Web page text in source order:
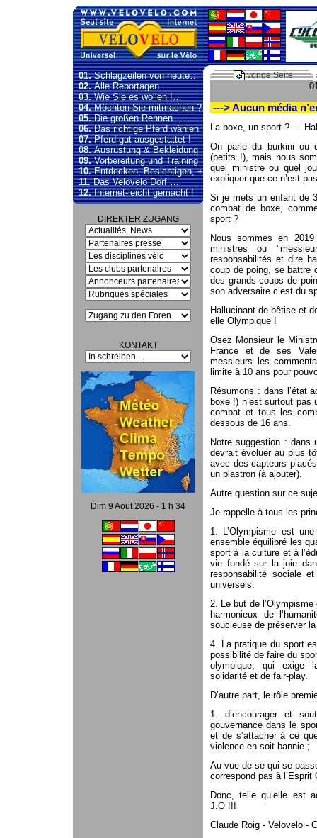
01.Schlagzeilen von heute…
02.Alle Reportagen …
03.Wie Sie es wollen !…
04.Möchten Sie mitmachen ?
05.Die großen Rennen …
06.Das richtige Pferd wählen
07.Pferd gut ausgestattet !
08.Ausrüstung & Bekleidung
09.Vorbereitung und Training
10.Entdecken, Besichtigen, +
11.Das Velovelo Dorf …
12.Internet-leicht gemacht !
DIREKTER ZUGANG
KONTAKT
Dim 9 Aout 2026 - 1 h 34
vorige Seite
---> Aucun média
La boxe, un sport ? …
On parle du burkini ou
(petits !), mais nous
quel ministre ou quel
expliquer que ce n’est
Si je mets un enfant de
combat de boxe,
sport ?
Nous sommes en
ministres ou
responsabilités et dire
coup de poing, se battre
des grands coups de
son adversaire c’est du
Hallucinant de bêtise et
elle Olympique !
Osez Monsieur le
France et de ses
messieurs les
limite à 10 ans pour
Résumons : dans l’état
boxe !) n’est surtout
combat et tous les
dessous de 16 ans.
Notre suggestion : dans
devrait évoluer au plus
avec des capteurs
un plastron (à ajouter).
Autre question sur ce
Je rappelle à tous les
1. L’Olympisme est
ensemble équilibré les
sport à la culture et à
vie fondé sur la joie
responsabilité sociale
universels.
2. Le but de
harmonieux de
soucieuse de préserver
4. La pratique du sport
possibilité de faire du
olympique, qui exige
solidarité et de fair-play.
D’autre part, le rôle
1. d’encourager et
gouvernance dans le
et de s’attacher à ce
violence en soit bannie ;
Au vue de se qui se
correspond pas à l’Esprit
Donc, telle qu’elle est
J.O !!!
Claude Roig - Velovelo -